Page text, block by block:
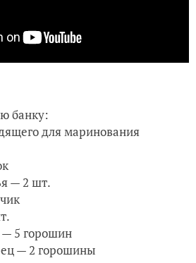
банку:
для маринования
— 2 шт.
5 горошин
— 2 горошины